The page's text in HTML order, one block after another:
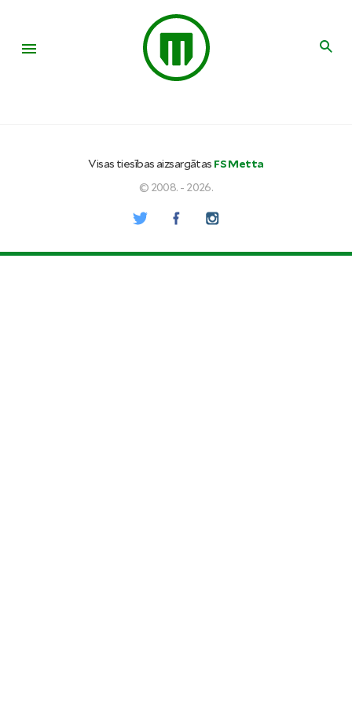
Visas tiesības aizsargātas FS Metta
© 2008. - 2026.